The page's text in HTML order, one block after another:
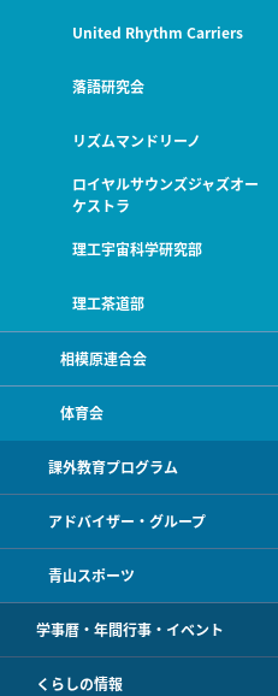
United Rhythm Carriers
落語研究会
リズムマンドリーノ
ロイヤルサウンズジャズオー
ケストラ
理工宇宙科学研究部
理工茶道部
相模原連合会
体育会
課外教育プログラム
アドバイザー・グループ
青山スポーツ
学事暦・年間行事・イベント
くらしの情報